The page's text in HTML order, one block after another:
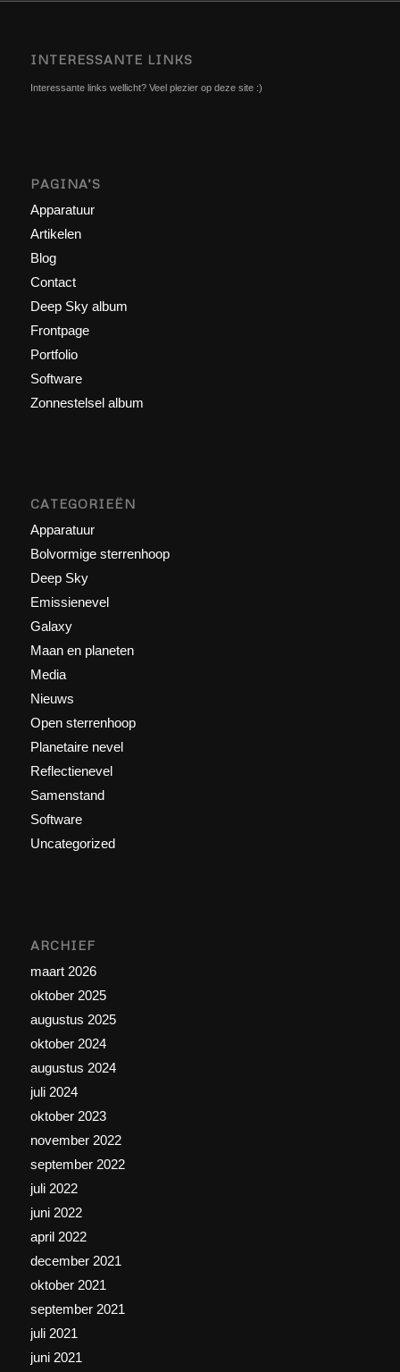
INTERESSANTE LINKS
Interessante links wellicht? Veel plezier op deze site :)
PAGINA’S
Apparatuur
Artikelen
Blog
Contact
Deep Sky album
Frontpage
Portfolio
Software
Zonnestelsel album
CATEGORIEËN
Apparatuur
Bolvormige sterrenhoop
Deep Sky
Emissienevel
Galaxy
Maan en planeten
Media
Nieuws
Open sterrenhoop
Planetaire nevel
Reflectienevel
Samenstand
Software
Uncategorized
ARCHIEF
maart 2026
oktober 2025
augustus 2025
oktober 2024
augustus 2024
juli 2024
oktober 2023
november 2022
september 2022
juli 2022
juni 2022
april 2022
december 2021
oktober 2021
september 2021
juli 2021
juni 2021